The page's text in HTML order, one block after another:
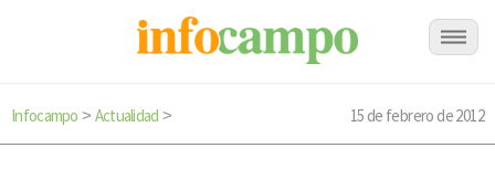
Infocampo > Actualidad > 15 de febrero de 2012